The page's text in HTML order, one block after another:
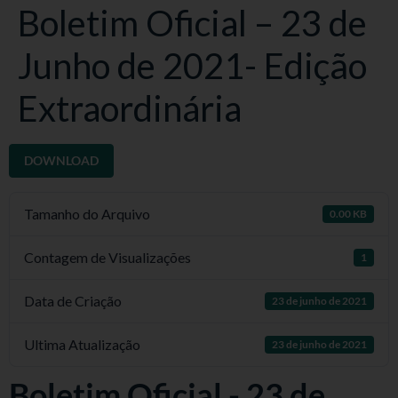
Boletim Oficial – 23 de
Junho de 2021- Edição
Extraordinária
DOWNLOAD
Tamanho do Arquivo 0.00 KB
Contagem de Visualizações 1
Data de Criação 23 de junho de 2021
Ultima Atualização 23 de junho de 2021